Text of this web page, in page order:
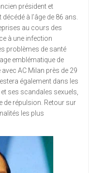
président et
à l’âge de 86 ans.
au cours des
à une infection
problèmes de santé
emblématique de
AC Milan près de 29
également dans les
ses scandales sexuels,
de répulsion. Retour sur
les plus